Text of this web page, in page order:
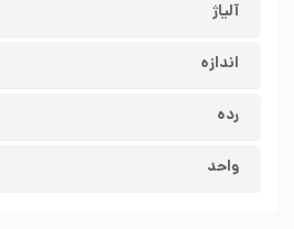
آلیاژ
اندازه
رده
واحد